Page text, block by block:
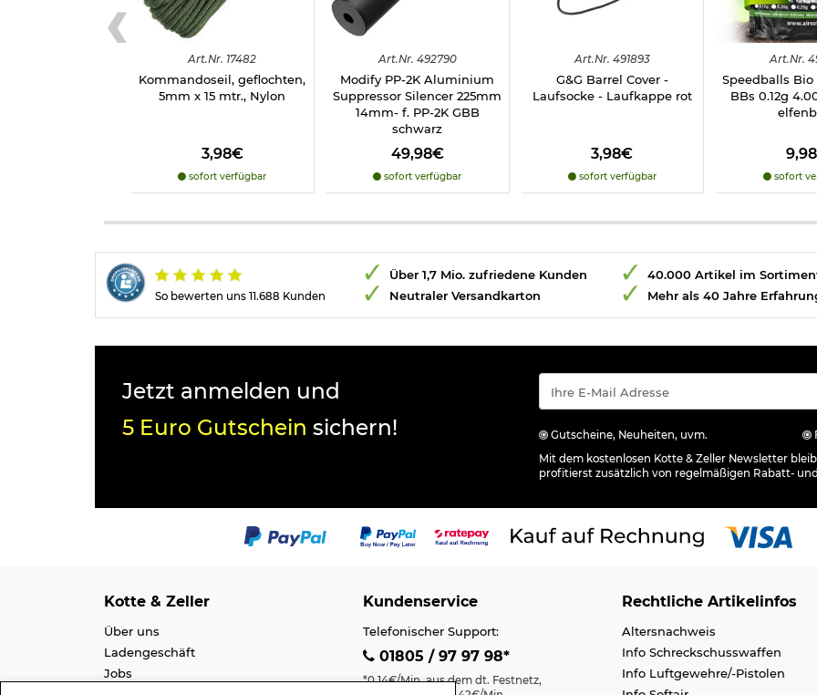
Art.Nr. 17482
Kommandoseil, geflochten,
5mm x 15 mtr., Nylon
3,98€
sofort verfügbar
Art.Nr. 492790
Modify PP-2K Aluminium
Suppressor Silencer 225mm
14mm- f. PP-2K GBB
schwarz
49,98€
sofort verfügbar
Art.Nr. 491893
G&G Barrel Cover -
Laufsocke - Laufkappe rot
3,98€
sofort verfügbar
Art.Nr.
Speedballs
BBs 0.12g
sofort
So bewerten uns 11.688 Kunden
Über 1,7 Mio. zufriedene Kunden
Neutraler Versandkarton
40.000 Artikel im
Mehr als 40 Jahre
Jetzt anmelden und
5 Euro Gutschein sichern! Gutscheine, Neuheiten, uvm.
Mit dem kostenlosen Kotte & Zeller Newsletter
profitierst zusätzlich von regelmäßigen Rabatt-
Kotte & Zeller
Über uns
Ladengeschäft
Jobs
Kundenservice
Telefonischer Support:
01805 / 97 97 98*
*0,14€/Min. aus dem dt. Festnetz,
Rechtliche Artikelinfos
Altersnachweis
Info Schreckschusswaffen
Info Luftgewehre/-Pistolen